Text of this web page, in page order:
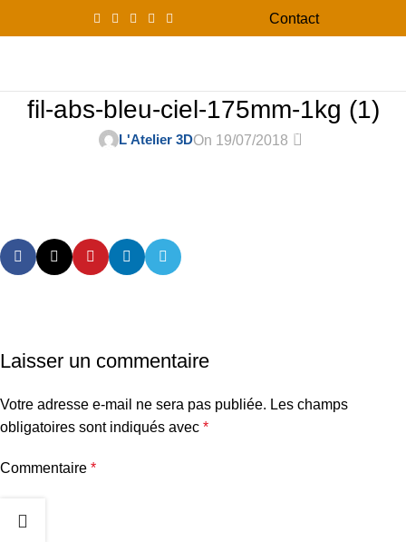
Contact
fil-abs-bleu-ciel-175mm-1kg (1)
L'Atelier 3DOn 19/07/2018 0
Laisser un commentaire
Votre adresse e-mail ne sera pas publiée. Les champs
obligatoires sont indiqués avec *
Commentaire *